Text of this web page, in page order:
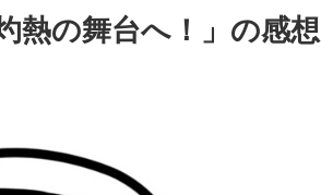
熱の舞台へ！」の感想